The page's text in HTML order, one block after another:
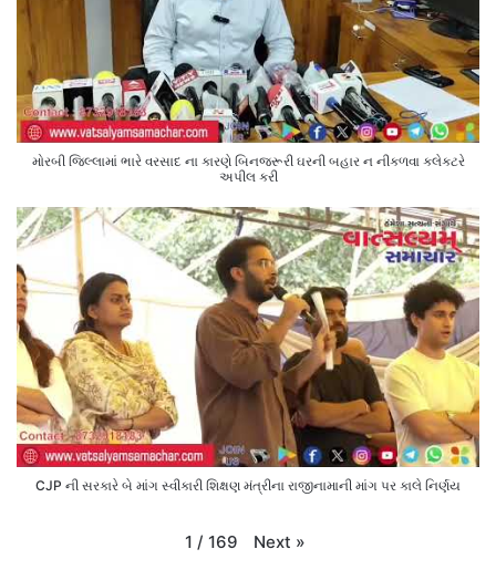
મોરબી જિલ્લામાં ભારે વરસાદ ના કારણે બિનજરૂરી ઘરની બહાર ન નીકળવા કલેક્ટરે
અપીલ કરી
CJP ની સરકારે બે માંગ સ્વીકારી શિક્ષણ મંત્રીના રાજીનામાની માંગ પર કાલે નિર્ણય
1 / 169 Next »